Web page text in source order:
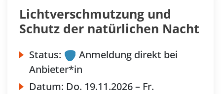
Lichtverschmutzung und
Schutz der natürlichen Nacht
Status:
Anmeldung direkt bei
Anbieter*in
Datum: Do. 19.11.2026 – Fr.